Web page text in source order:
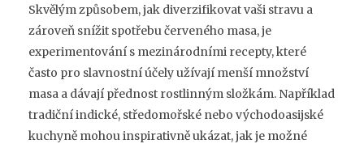
Skvělým způsobem, jak diverzifikovat vaši stravu a
zároveň snížit spotřebu červeného masa, je
experimentování s mezinárodními recepty, které
často pro slavnostní účely užívají menší množství
masa a dávají přednost rostlinným složkám. Například
tradiční indické, středomořské nebo východoasijské
kuchyně mohou inspirativně ukázat, jak je možné